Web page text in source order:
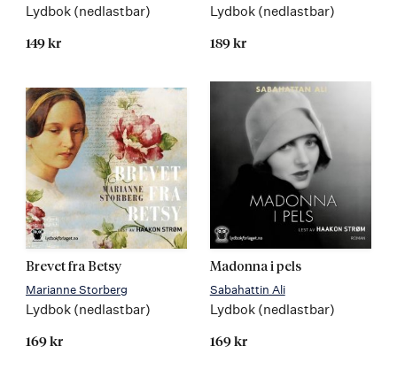
Lydbok (nedlastbar)
149 kr
Lydbok (nedlastbar)
189 kr
Brevet fra Betsy
Marianne Storberg
Lydbok (nedlastbar)
169 kr
Madonna i pels
Sabahattin Ali
Lydbok (nedlastbar)
169 kr